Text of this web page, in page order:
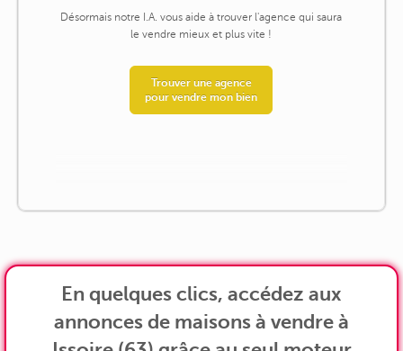
Désormais notre I.A. vous aide à trouver l'agence qui saura
le vendre mieux et plus vite !
Trouver une agence
pour vendre mon bien
En quelques clics, accédez aux
annonces de maisons à vendre à